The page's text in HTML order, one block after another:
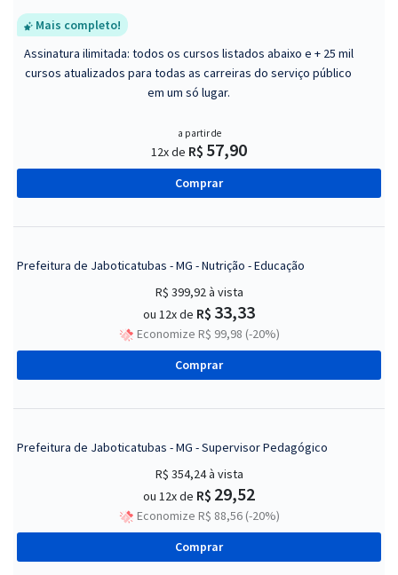
Mais completo!
Assinatura ilimitada: todos os cursos listados abaixo e + 25 mil
cursos atualizados para todas as carreiras do serviço público
em um só lugar.
a partir de
12x de R$ 57,90
Comprar
Prefeitura de Jaboticatubas - MG - Nutrição - Educação
R$ 399,92à vista
ou 12x de R$ 33,33
Economize R$ 99,98 (-20%)
Comprar
Prefeitura de Jaboticatubas - MG - Supervisor Pedagógico
R$ 354,24à vista
ou 12x de R$ 29,52
Economize R$ 88,56 (-20%)
Comprar